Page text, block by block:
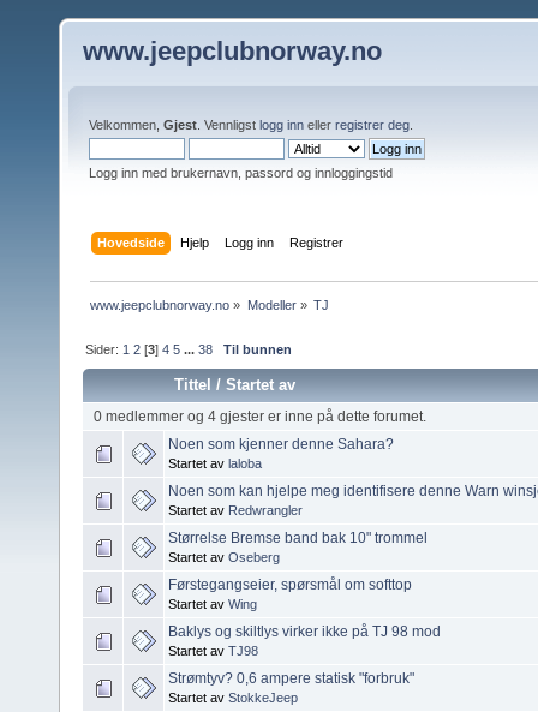
www.jeepclubnorway.no
Velkommen, Gjest . Vennligst logg inn eller registrer deg
Logg inn med brukernavn, passord og innloggingstid
Hovedside Hjelp Logg inn Registrer
www.jeepclubnorway.no » Modeller» TJ
Sider: 1 2 [3]4 5 ...38 Til bunnen
Tittel /Startet av
0 medlemmer og 4 gjester er inne på dette forumet.
Noen som kjenner denne Sahara?
Startet av laloba
Noen som kan hjelpe meg identifisere denne Warn
Startet av Redwrangler
Størrelse Bremse band bak 10" trommel
Startet av Oseberg
Førstegangseier, spørsmål om softtop
Startet av Wing
Baklys og skiltlys virker ikke på TJ 98 mod
Startet av TJ98
Strømtyv? 0,6 ampere statisk "forbruk"
Startet av StokkeJeep